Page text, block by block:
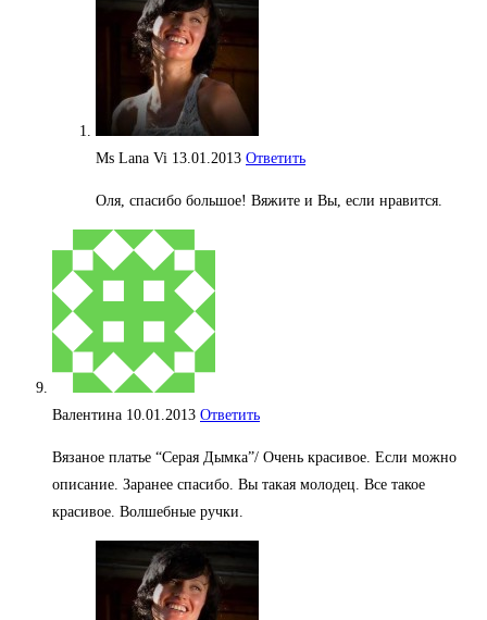
Ms Lana Vi 13.01.2013 Ответить
Оля, спасибо большое! Вяжите и Вы, если нравится.
Валентина 10.01.2013 Ответить
Вязаное платье “Серая Дымка”/ Очень красивое. Если можно
описание. Заранее спасибо. Вы такая молодец. Все такое
красивое. Волшебные ручки.